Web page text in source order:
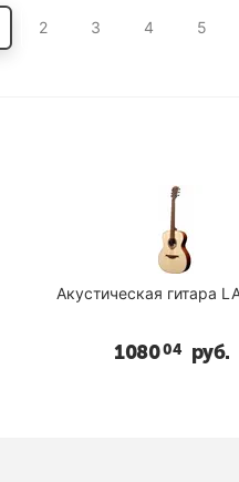
2 3 4 5
LAG T70A